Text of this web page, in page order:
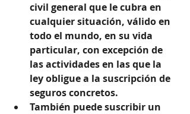
civil general que le cubra en
cualquier situación, válido en
todo el mundo, en su vida
particular, con excepción de
las actividades en las que la
ley obligue a la suscripción de
seguros concretos.
También puede suscribir un